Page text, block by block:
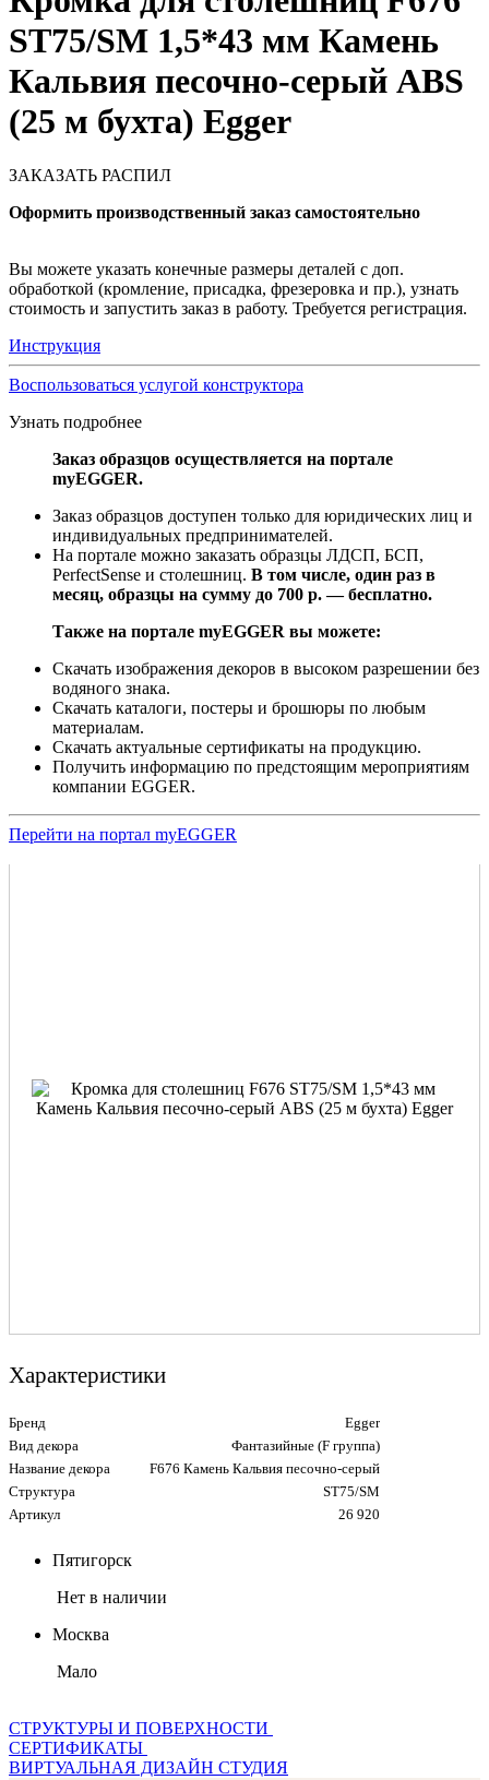
ST75/SM 1,5*43 мм Камень
Кальвия песочно-серый ABS
(25 м бухта) Egger
ЗАКАЗАТЬ РАСПИЛ
Оформить производственный заказ самостоятельно
Вы можете указать конечные размеры деталей с доп.
обработкой (кромление, присадка, фрезеровка и пр.), узнать
стоимость и запустить заказ в работу. Требуется регистрация.
Инструкция
Воспользоваться услугой конструктора
Узнать подробнее
Заказ образцов осуществляется на портале
myEGGER.
Заказ образцов доступен только для юридических лиц и
индивидуальных предпринимателей.
На портале можно заказать образцы ЛДСП, БСП,
PerfectSense и столешниц. В том числе, один раз в
месяц, образцы на сумму до 700 р. — бесплатно.
Также на портале myEGGER вы можете:
Скачать изображения декоров в высоком разрешении без
водяного знака.
Скачать каталоги, постеры и брошюры по любым
материалам.
Скачать актуальные сертификаты на продукцию.
Получить информацию по предстоящим мероприятиям
компании EGGER.
Перейти на портал myEGGER
Характеристики
Бренд
Egger
Вид декора
Фантазийные (F группа)
Название декора
F676 Камень Кальвия песочно-серый
Структура
ST75/SM
Артикул
26 920
Пятигорск
Нет в наличии
Москва
Мало
СТРУКТУРЫ И ПОВЕРХНОСТИ
СЕРТИФИКАТЫ
ВИРТУАЛЬНАЯ ДИЗАЙН СТУДИЯ